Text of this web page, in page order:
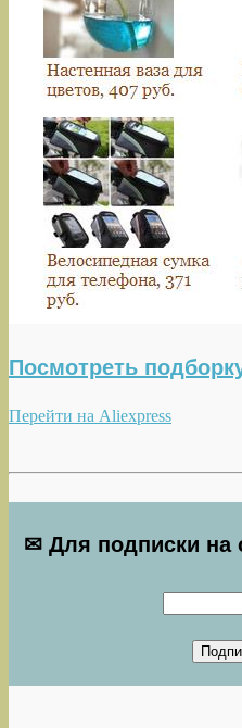
Посмотреть
Перейти на Aliexpress
✉ Для подписки на